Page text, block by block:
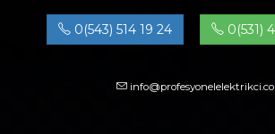
0(543) 514 19 24 0(531)